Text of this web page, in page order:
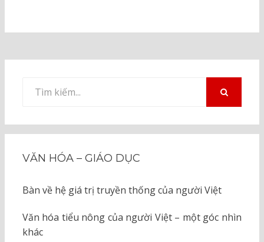
kiếm
VĂN HÓA – GIÁO DỤC
Bàn về hệ giá trị truyền thống của người Việt
Văn hóa tiểu nông của người Việt – một góc nhìn
khác